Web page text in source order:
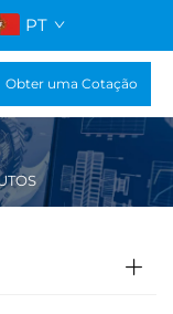
PT
Obter uma Cotação